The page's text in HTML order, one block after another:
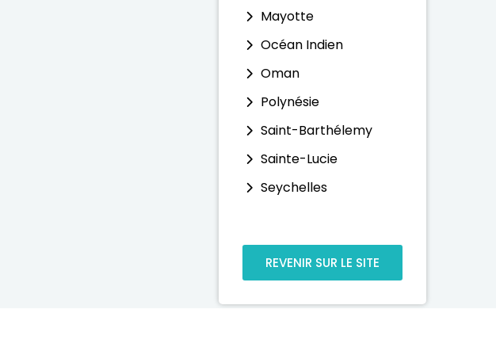
Mayotte
Océan Indien
Oman
Polynésie
Saint-Barthélemy
Sainte-Lucie
Seychelles
REVENIR SUR LE SITE